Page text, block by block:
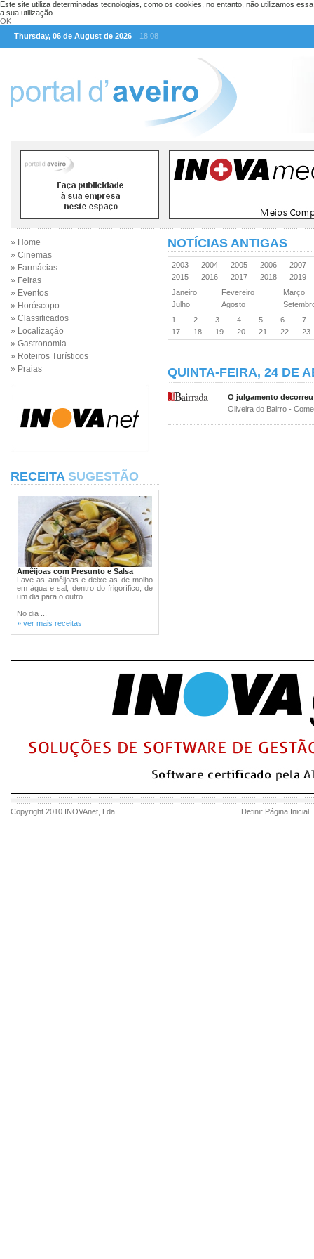
Este site utiliza determinadas tecnologias, como os cookies, no entanto, não utilizamos
a sua utilização.
OK
Thursday, 06 de August de 2026
18:08
» Home
» Cinemas
» Farmácias
» Feiras
» Eventos
» Horóscopo
» Classificados
» Localização
» Gastronomia
» Roteiros Turísticos
» Praias
RECEITA SUGESTÃO
Amêijoas com Presunto e Salsa
Lave as amêijoas e deixe-as de molho
em água e sal, dentro do frigorífico, de
um dia para o outro.
No dia ...
» ver mais receitas
NOTÍCIAS ANTIGAS
2003 2004 2005 2006
2007
2015
2016 2017 2018
2019
Janeiro
Fevereiro
Março
Julho
Agosto
1
2 3 4 5 6
7
17
18 19 20 21 22 23
QUINTA-FEIRA, 24 DE
O julgamento
Oliveira do Bairro -
Copyright 2010 INOVAnet , Lda. Definir Página Inicial